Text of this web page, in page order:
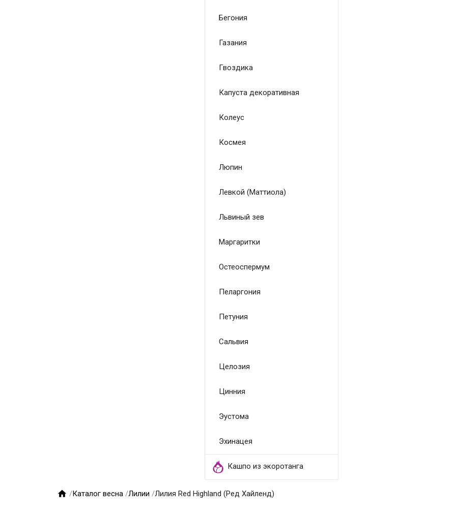
Бегония
Газания
Гвоздика
Капуста декоративная
Колеус
Космея
Люпин
Левкой (Маттиола)
Львиный зев
Маргаритки
Остеоспермум
Пеларгония
Петуния
Сальвия
Целозия
Цинния
Эустома
Эхинацея
Кашпо из экоротанга
 /Каталог весна /Лилии /Лилия Red Highland (Ред Хайленд)